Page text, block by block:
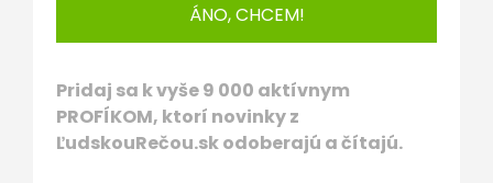
ÁNO, CHCEM!
Pridaj sa k vyše 9 000 aktívnym
PROFÍKOM, ktorí novinky z
ĽudskouRečou.sk odoberajú a čítajú.